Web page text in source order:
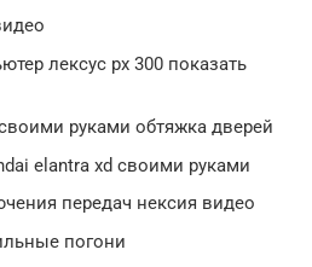
лексус рх 300 показать
руками обтяжка дверей
elantra xd своими руками
передач нексия видео
погони